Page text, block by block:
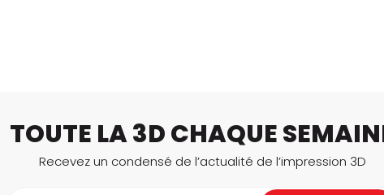
TOUTE LA 3D CHAQUE
Recevez un condensé de l’actualité de l’impression 3D